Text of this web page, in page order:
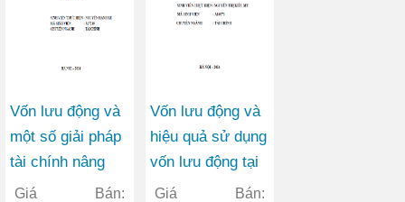
Vốn lưu động và
một số giải pháp
tài chính nâng
cao hiệu quả sử
Giá Bán:
Vốn lưu động và
hiệu quả sử dụng
vốn lưu động tại
công ty TNHH
Giá Bán: